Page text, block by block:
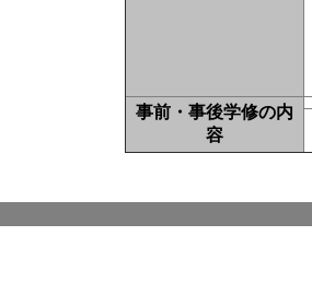
事前・事後学修の内
容